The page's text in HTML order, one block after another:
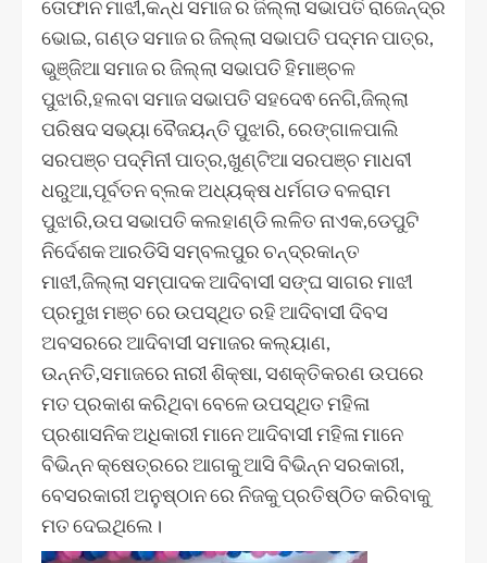
ତୋଫାନ ମାଝୀ,କନ୍ଧ ସମାଜ ର ଜିଲ୍ଲା ସଭାପତି ରାଜେନ୍ଦ୍ର
ଭୋଇ, ଗଣ୍ଡ ସମାଜ ର ଜିଲ୍ଲା ସଭାପତି ପଦ୍ମନ ପାତ୍ର,
ଭୁଞ୍ଜିଆ ସମାଜ ର ଜିଲ୍ଲା ସଭାପତି ହିମାଞ୍ଚଳ
ପୁଝାରି,ହଲବା ସମାଜ ସଭାପତି ସହଦେଵ ନେଗି,ଜିଲ୍ଲା
ପରିଷଦ ସଭ୍ୟା ବୈଜୟନ୍ତି ପୁଝାରି, ରେଙ୍ଗାଳପାଲି
ସରପଞ୍ଚ ପଦ୍ମିନୀ ପାତ୍ର,ଖୁଣ୍ଟିଆ ସରପଞ୍ଚ ମାଧବୀ
ଧରୁଆ,ପୂର୍ବତନ ବ୍ଲକ ଅଧ୍ୟକ୍ଷ ଧର୍ମଗଡ ବଳରାମ
ପୁଝାରି,ଉପ ସଭାପତି କଲହାଣ୍ଡି ଲଳିତ ନାଏକ,ଡେପୁଟି
ନିର୍ଦେଶକ ଆରଡିସି ସମ୍ବଲପୁର ଚନ୍ଦ୍ରକାନ୍ତ
ମାଝୀ,ଜିଲ୍ଲା ସମ୍ପାଦକ ଆଦିବାସୀ ସଙ୍ଘ ସାଗର ମାଝୀ
ପ୍ରମୁଖ ମଞ୍ଚ ରେ ଉପସ୍ଥିତ ରହି ଆଦିବାସୀ ଦିବସ
ଅବସରରେ ଆଦିବାସୀ ସମାଜର କଲ୍ୟାଣ,
ଉନ୍ନତି,ସମାଜରେ ନାରୀ ଶିକ୍ଷା, ସଶକ୍ତିକରଣ ଉପରେ
ମତ ପ୍ରକାଶ କରିଥିବା ବେଳେ ଉପସ୍ଥିତ ମହିଳା
ପ୍ରଶାସନିକ ଅଧିକାରୀ ମାନେ ଆଦିବାସୀ ମହିଳା ମାନେ
ବିଭିନ୍ନ କ୍ଷେତ୍ରରେ ଆଗକୁ ଆସି ବିଭିନ୍ନ ସରକାରୀ,
ବେସରକାରୀ ଅନୁଷ୍ଠାନ ରେ ନିଜକୁ ପ୍ରତିଷ୍ଠିତ କରିବାକୁ
ମତ ଦେଇଥିଲେ।